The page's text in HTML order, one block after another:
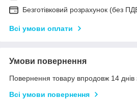
Безготівковий розрахунок (без
Всі умови оплати
Умови повернення
Повернення товару впродовж 14 днів
Всі умови повернення